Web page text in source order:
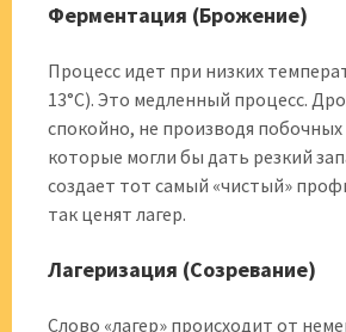
Ферментация (Брожение)
Процесс идет при низких
13°C). Это медленный процесс.
спокойно, не производя
которые могли бы дать резкий
создает тот самый «чистый»
так ценят лагер.
Лагеризация (Созревание)
Слово «лагер» происходит от